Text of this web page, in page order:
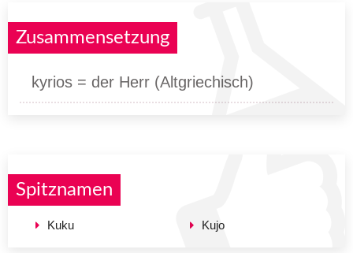
Zusammensetzung
kyrios = der Herr (Altgriechisch)
Spitznamen
Kuku Kujo